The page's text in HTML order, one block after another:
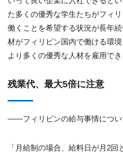
た多くの優秀な学生たちがフィ
働くことを希望する状況が長年
材がフィリピン国内で働ける環
より多くの優秀な人材を雇用でき
残業代、最大5倍に注意
――フィリピンの給与事情につい
「月給制の場合、給料日が月 2回